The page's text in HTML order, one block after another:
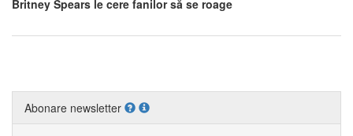
Britney Spears le cere fanilor să se roage
Abonare newsletter